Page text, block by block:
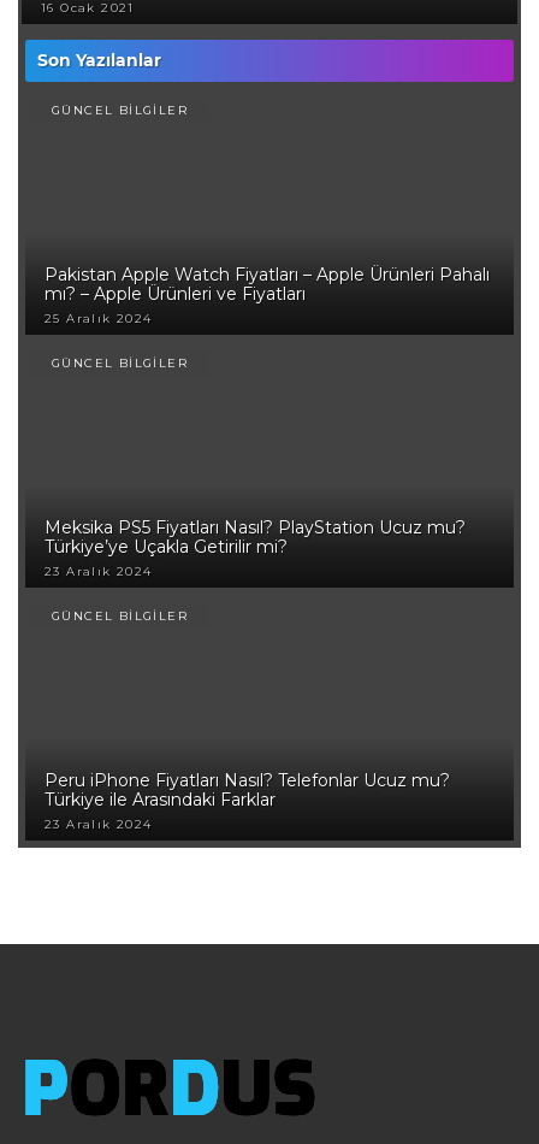
16 Ocak 2021
Son Yazılanlar
GÜNCEL BİLGİLER
Pakistan Apple Watch Fiyatları – Apple Ürünleri Pahalı
mı? – Apple Ürünleri ve Fiyatları
25 Aralık 2024
GÜNCEL BİLGİLER
Meksika PS5 Fiyatları Nasıl? PlayStation Ucuz mu?
Türkiye’ye Uçakla Getirilir mi?
23 Aralık 2024
GÜNCEL BİLGİLER
Peru iPhone Fiyatları Nasıl? Telefonlar Ucuz mu?
Türkiye ile Arasındaki Farklar
23 Aralık 2024